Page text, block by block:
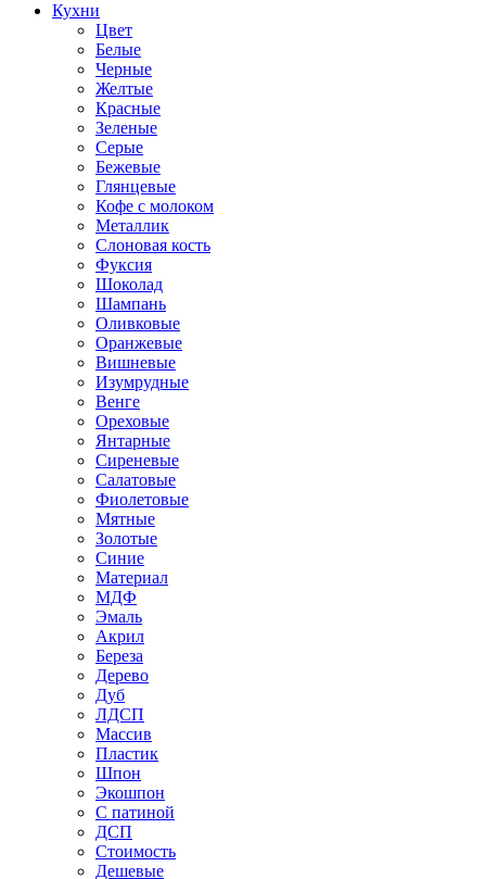
Кухни
Цвет
Белые
Черные
Желтые
Красные
Зеленые
Серые
Бежевые
Глянцевые
Кофе с молоком
Металлик
Слоновая кость
Фуксия
Шоколад
Шампань
Оливковые
Оранжевые
Вишневые
Изумрудные
Венге
Ореховые
Янтарные
Сиреневые
Салатовые
Фиолетовые
Мятные
Золотые
Синие
Материал
МДФ
Эмаль
Акрил
Береза
Дерево
Дуб
ЛДСП
Массив
Пластик
Шпон
Экошпон
С патиной
ДСП
Стоимость
Дешевые